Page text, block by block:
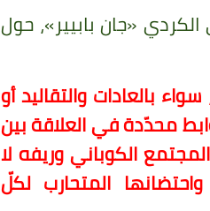
«جان بابيير»، حول
بالعادات والتقاليد أو
محدّدة في العلاقة بين
الكوباني وريفه لا
المتحارب لكلّ